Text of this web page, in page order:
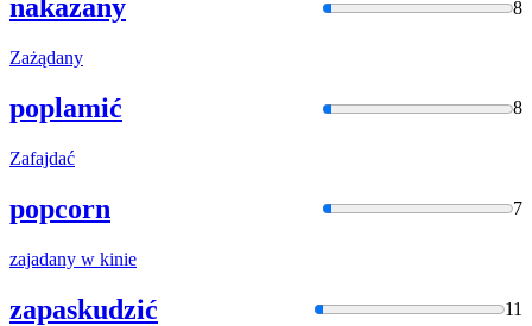
nakazany 8
Zażądany
poplamić 8
Zafajdać
popcorn 7
zajadany w kinie
zapaskudzić 11